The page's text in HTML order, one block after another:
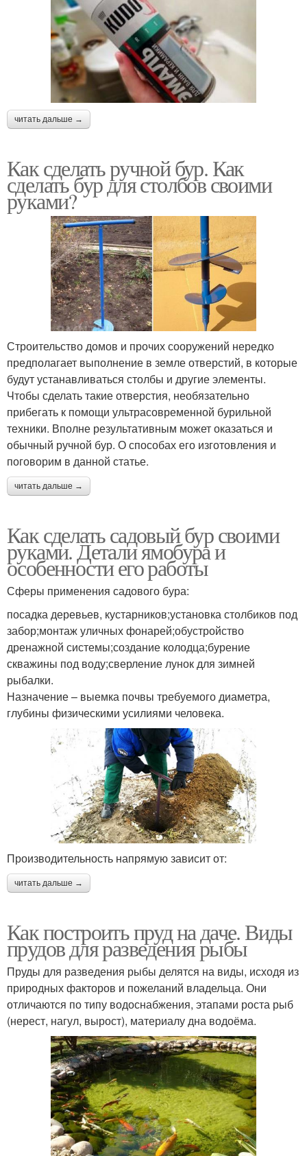
читать дальше →
Как сделать ручной бур. Как
сделать бур для столбов своими
руками?
Строительство домов и прочих сооружений нередко
предполагает выполнение в земле отверстий, в которые
будут устанавливаться столбы и другие элементы.
Чтобы сделать такие отверстия, необязательно
прибегать к помощи ультрасовременной бурильной
техники. Вполне результативным может оказаться и
обычный ручной бур. О способах его изготовления и
поговорим в данной статье.
читать дальше →
Как сделать садовый бур своими
руками. Детали ямобура и
особенности его работы
Сферы применения садового бура:
посадка деревьев, кустарников;установка столбиков под
забор;монтаж уличных фонарей;обустройство
дренажной системы;создание колодца;бурение
скважины под воду;сверление лунок для зимней
рыбалки.
Назначение – выемка почвы требуемого диаметра,
глубины физическими усилиями человека.
Производительность напрямую зависит от:
читать дальше →
Как построить пруд на даче. Виды
прудов для разведения рыбы
Пруды для разведения рыбы делятся на виды, исходя из
природных факторов и пожеланий владельца. Они
отличаются по типу водоснабжения, этапами роста рыб
(нерест, нагул, вырост), материалу дна водоёма.